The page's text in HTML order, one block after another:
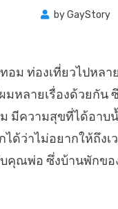
byGayStory
ทอม ท่องเที่ยวไปห
มหลายเรื่องด้วยกั
มีความสุขที่ได้อาบ
ด้ว่าไม่อยากให้ถึงเ
คุณพ่อ ซึ่งบ้านพักข